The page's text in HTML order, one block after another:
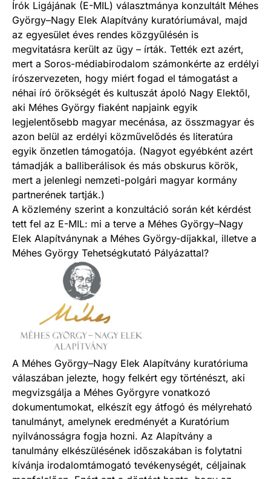
Írók Ligájának (E-MIL) választmánya konzultált Méhes
György–Nagy Elek Alapítvány kuratóriumával, majd
az egyesület éves rendes közgyűlésén is
megvitatásra került az ügy – írták. Tették ezt azért,
mert a Soros-médiabirodalom számonkérte az erdélyi
írószervezeten, hogy miért fogad el támogatást a
néhai író örökségét és kultuszát ápoló Nagy Elektől,
aki Méhes György fiaként napjaink egyik
legjelentősebb magyar mecénása, az összmagyar és
azon belül az erdélyi közművelődés és literatúra
egyik önzetlen támogatója. (Nagyot egyébként azért
támadják a balliberálisok és más obskurus körök,
mert a jelenlegi nemzeti-polgári magyar kormány
partnerének tartják.)
A közlemény szerint a konzultáció során két kérdést
tett fel az E-MIL: mi a terve a Méhes György–Nagy
Elek Alapítványnak a Méhes György-díjakkal, illetve a
Méhes György Tehetségkutató Pályázattal?
A Méhes György–Nagy Elek Alapítvány kuratóriuma
válaszában jelezte, hogy felkért egy történészt, aki
megvizsgálja a Méhes Györgyre vonatkozó
dokumentumokat, elkészít egy átfogó és mélyreható
tanulmányt, amelynek eredményét a Kuratórium
nyilvánosságra fogja hozni. Az Alapítvány a
tanulmány elkészülésének időszakában is folytatni
kívánja irodalomtámogató tevékenységét, céljainak